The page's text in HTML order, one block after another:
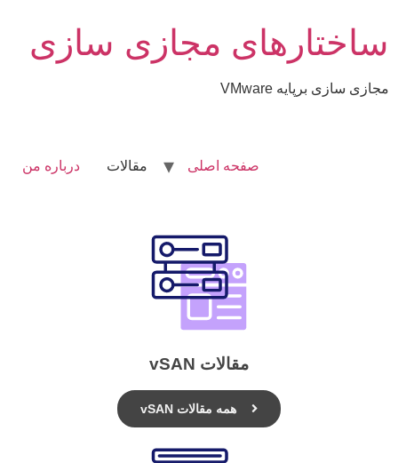
ساختارهای مجازی سازی
مجازی سازی برپایه VMware
صفحه اصلی مقالات درباره من
مقالات vSAN
همه مقالات vSAN